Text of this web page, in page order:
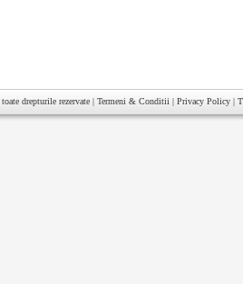
toate drepturile rezervate | Termeni & Conditii | Privacy Policy |